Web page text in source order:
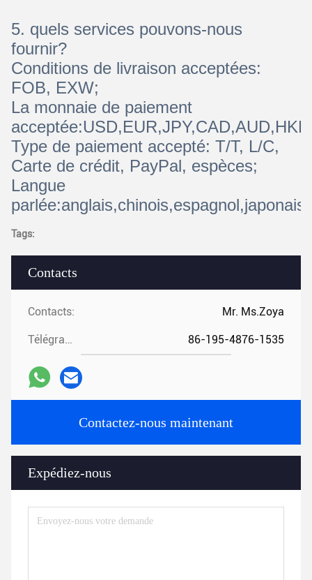
Contacts
Contacts: Mr. Ms.Zoya
Télégramme: 86-195-4876-1535
Contactez-nous maintenant
Expédiez-nous
5. quels services pouvons-nous
fournir?
Conditions de livraison acceptées:
FOB, EXW;
La monnaie de paiement
Type de paiement accepté: T/T, L/C,
Carte de crédit, PayPal, espèces;
Langue
Tags: